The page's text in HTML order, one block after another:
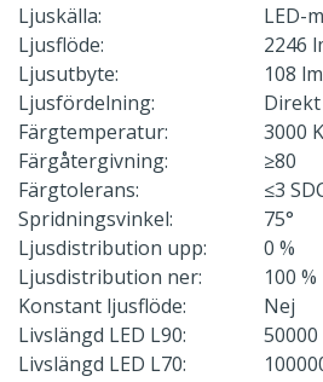
Ljuskälla:
LED-
Ljusflöde:
2246
Ljusutbyte:
108
Ljusfördelning:
Direkt
Färgtemperatur:
3000 K
Färgåtergivning:
≥80
Färgtolerans:
≤3
Spridningsvinkel:
75°
Ljusdistribution upp:
0 %
Ljusdistribution ner:
100 %
Konstant ljusflöde:
Nej
Livslängd LED L90:
50000
Livslängd LED L70: